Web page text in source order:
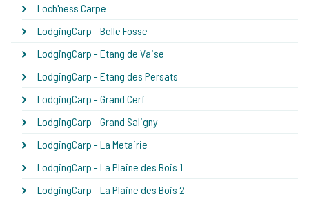
Loch'ness Carpe
LodgingCarp - Belle Fosse
LodgingCarp - Etang de Vaise
LodgingCarp - Etang des Persats
LodgingCarp - Grand Cerf
LodgingCarp - Grand Saligny
LodgingCarp - La Metairie
LodgingCarp - La Plaine des Bois 1
LodgingCarp - La Plaine des Bois 2